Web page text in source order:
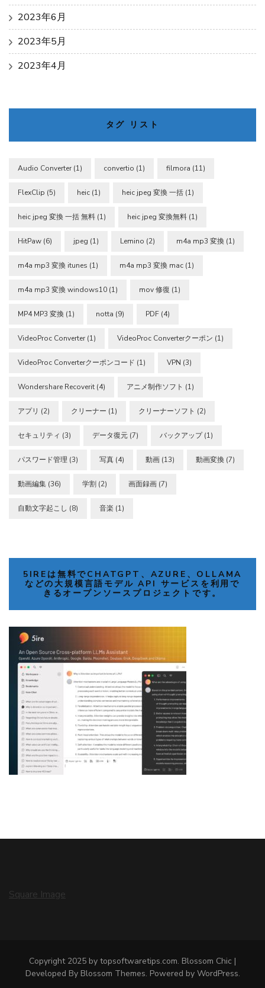
2023年6月
2023年5月
2023年4月
タグ リスト
Audio Converter (1) convertio (1) filmora (11)
FlexClip (5) heic (1) heic jpeg 変換 一括 (1)
heic jpeg 変換 一括 無料 (1) heic jpeg 変換無料 (1)
HitPaw (6) jpeg (1) Lemino (2) m4a mp3 変換 (1)
m4a mp3 変換 itunes (1) m4a mp3 変換 mac (1)
m4a mp3 変換 windows10 (1) mov 修復 (1)
MP4 MP3 変換 (1) notta (9) PDF (4)
VideoProc Converter (1) VideoProc Converterクーポン (1)
VideoProc Converterクーポンコード (1) VPN (3)
Wondershare Recoverit (4) アニメ制作ソフト (1)
アプリ (2) クリーナー (1) クリーナーソフト (2)
セキュリティ (3) データ復元 (7) バックアップ(1)
パスワード管理 (3) 写真 (4) 動画 (13) 動画変換 (7)
動画編集 (36) 学割 (2) 画面録画 (7)
自動文字起こし (8) 音楽 (1)
5IREは無料でCHATGPT、AZURE、OLLAMA
などの大規模言語モデル API サービスを利用で
きるオープンソースプロジェクトです。
Square Image
Copyright 2025 by topsoftwaretips.com. Blossom Chic |
Developed By Blossom Themes. Powered by WordPress.